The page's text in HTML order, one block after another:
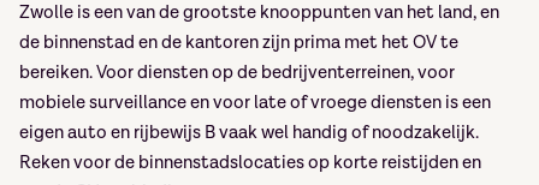
Zwolle is een van de grootste knooppunten van het land, en
de binnenstad en de kantoren zijn prima met het OV te
bereiken. Voor diensten op de bedrijventerreinen, voor
mobiele surveillance en voor late of vroege diensten is een
eigen auto en rijbewijs B vaak wel handig of noodzakelijk.
Reken voor de binnenstadslocaties op korte reistijden en